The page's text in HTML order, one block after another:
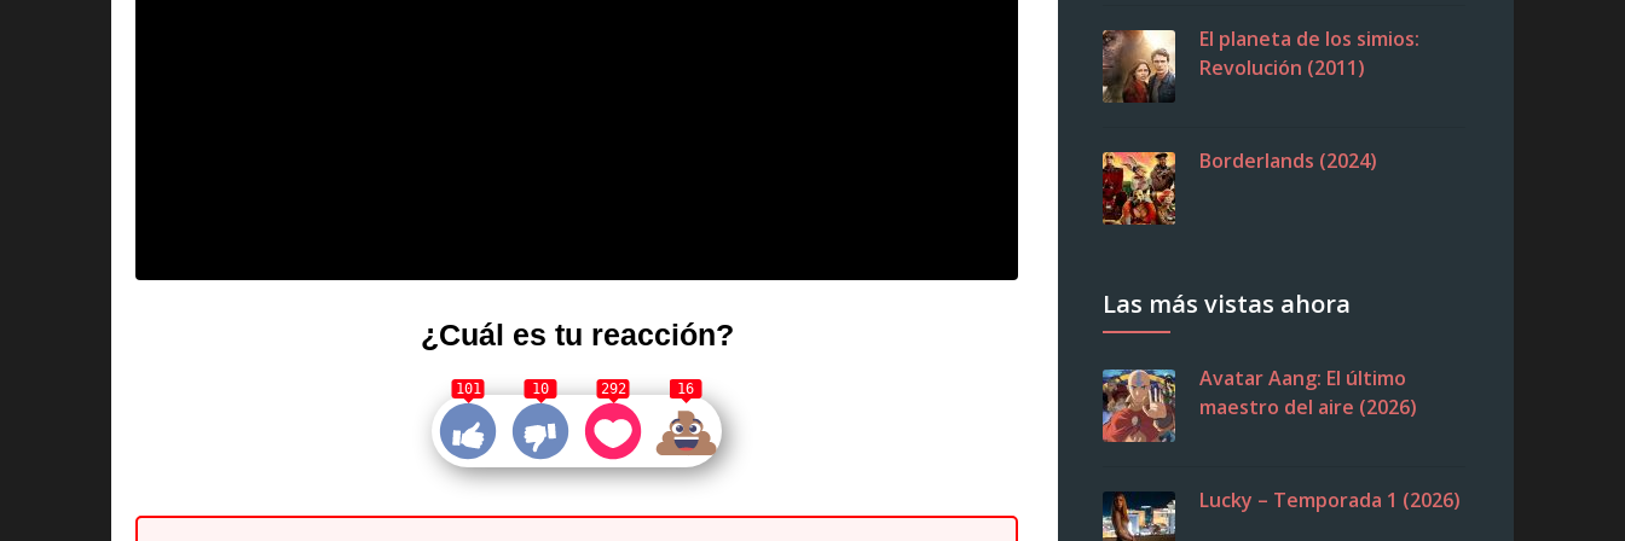
¿Cuál es tu reacción?
101 10 292 16
El planeta de los simios:
Revolución (2011)
Borderlands (2024)
Las más vistas ahora
Avatar Aang: El último
maestro del aire (2026)
Lucky – Temporada 1 (2026)